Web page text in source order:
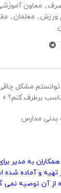
, معاون
ورزش , معلمان ,
مشکل
برطرف کنم؟ »
بدنی مدارس
به مدیر
و آماده شده
از آن توصیه نمی